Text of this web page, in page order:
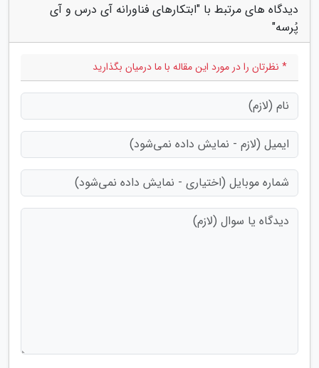
دیدگاه های مرتبط با "ابتکارهای فناورانه آی درس و آی
پُرسه"
* نظرتان را در مورد این مقاله با ما درمیان بگذارید